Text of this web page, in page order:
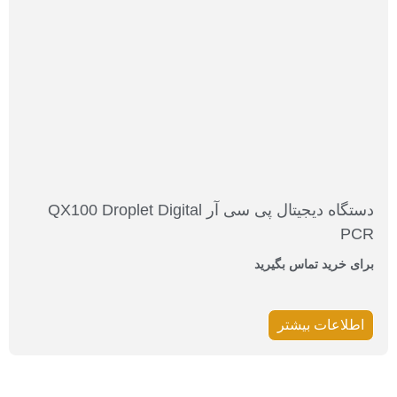
دستگاه دیجیتال پی سی آر QX100 Droplet Digital
PCR
برای خرید تماس بگیرید
اطلاعات بیشتر